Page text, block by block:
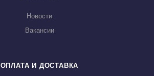
Новости
Вакансии
ОПЛАТА И ДОСТАВКА